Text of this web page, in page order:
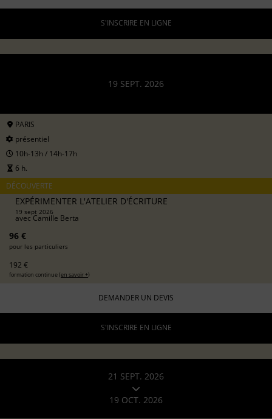
S'INSCRIRE EN LIGNE
19 SEPT. 2026
PARIS
présentiel
10h-13h / 14h-17h
6 h.
DÉCOUVERTE
EXPÉRIMENTER L'ATELIER D'ÉCRITURE
19 sept 2026
avecCamille Berta
96 €
pour les particuliers
192 €
formation continue (en savoir +)
DEMANDER UN DEVIS
S'INSCRIRE EN LIGNE
21 SEPT. 2026
19 OCT. 2026